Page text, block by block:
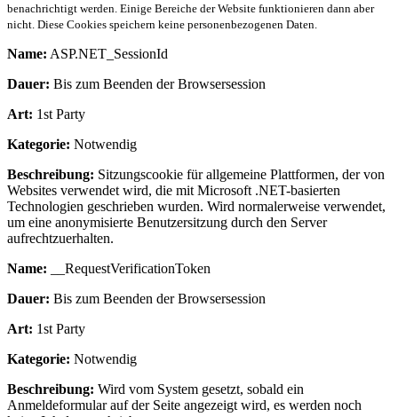
benachrichtigt werden. Einige Bereiche der Website funktionieren dann aber
nicht. Diese Cookies speichern keine personenbezogenen Daten.
Name: ASP.NET_SessionId
Dauer: Bis zum Beenden der Browsersession
Art: 1st Party
Kategorie: Notwendig
Beschreibung: Sitzungscookie für allgemeine Plattformen, der von
Websites verwendet wird, die mit Microsoft .NET-basierten
Technologien geschrieben wurden. Wird normalerweise verwendet,
um eine anonymisierte Benutzersitzung durch den Server
aufrechtzuerhalten.
Name: __RequestVerificationToken
Dauer: Bis zum Beenden der Browsersession
Art: 1st Party
Kategorie: Notwendig
Beschreibung: Wird vom System gesetzt, sobald ein
Anmeldeformular auf der Seite angezeigt wird, es werden noch